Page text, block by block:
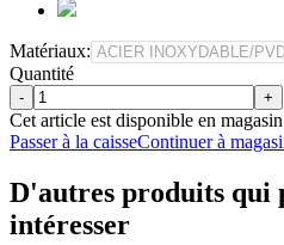
Matériaux:
Quantité
- +
Cet article est disponible en
Passer à la caisseContinuer à
D'autres produits qui
intéresser